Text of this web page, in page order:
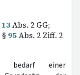
13Abs. 2 GG;
§ 95Abs. 2 Ziff. 2
bedarf einer